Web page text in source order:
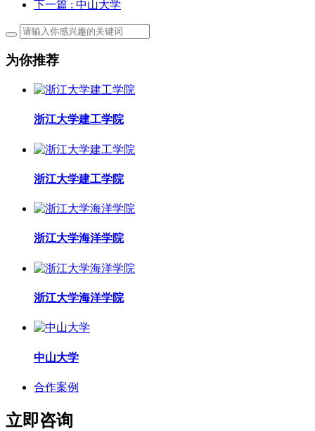
下一篇 : 中山大学
为你推荐
浙江大学建工学院
浙江大学建工学院
浙江大学海洋学院
浙江大学海洋学院
中山大学
合作案例
立即咨询